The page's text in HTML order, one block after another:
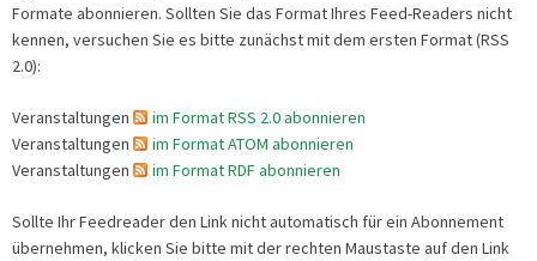
Formate abonnieren. Sollten Sie das Format Ihres Feed-Readers nicht
kennen, versuchen Sie es bitte zunächst mit dem ersten Format (RSS
2.0):
Veranstaltungen
im Format RSS 2.0 abonnieren
Veranstaltungen
im Format ATOM abonnieren
Veranstaltungen
im Format RDF abonnieren
Sollte Ihr Feedreader den Link nicht automatisch für ein Abonnement
übernehmen, klicken Sie bitte mit der rechten Maustaste auf den Link